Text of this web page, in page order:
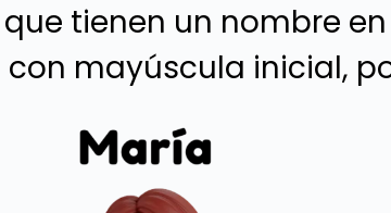
tienen un nombre
con mayúscula inicial,